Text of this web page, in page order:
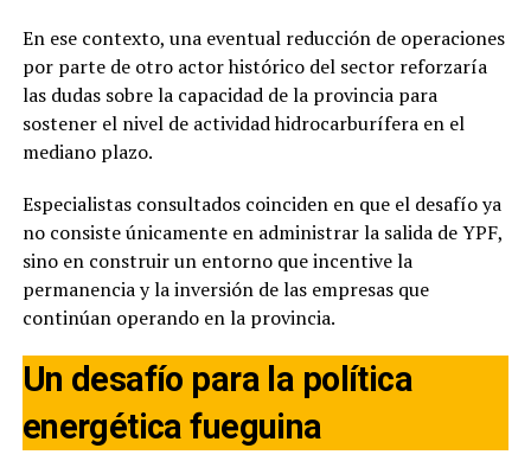
En ese contexto, una eventual reducción de operaciones
por parte de otro actor histórico del sector reforzaría
las dudas sobre la capacidad de la provincia para
sostener el nivel de actividad hidrocarburífera en el
mediano plazo.
Especialistas consultados coinciden en que el desafío ya
no consiste únicamente en administrar la salida de YPF,
sino en construir un entorno que incentive la
permanencia y la inversión de las empresas que
continúan operando en la provincia.
Un desafío para la política
energética fueguina